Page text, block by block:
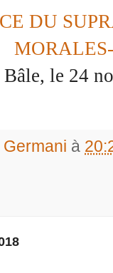
DU
Bâle, le 24
à